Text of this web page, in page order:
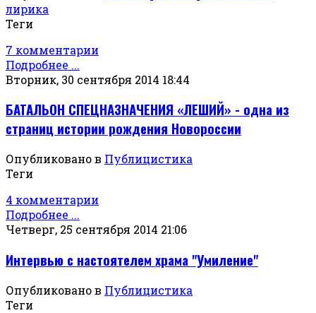
лирика
Теги
7 комментарии
Подробнее ...
Вторник, 30 сентября 2014 18:44
БАТАЛЬОН СПЕЦНАЗНАЧЕНИЯ «ЛЕШИЙ» - одна из
страниц истории рождения Новороссии
Опубликовано в Публицистика
Теги
4 комментарии
Подробнее ...
Четверг, 25 сентября 2014 21:06
Интервью с настоятелем храма "Умиление"
Опубликовано в Публицистика
Теги